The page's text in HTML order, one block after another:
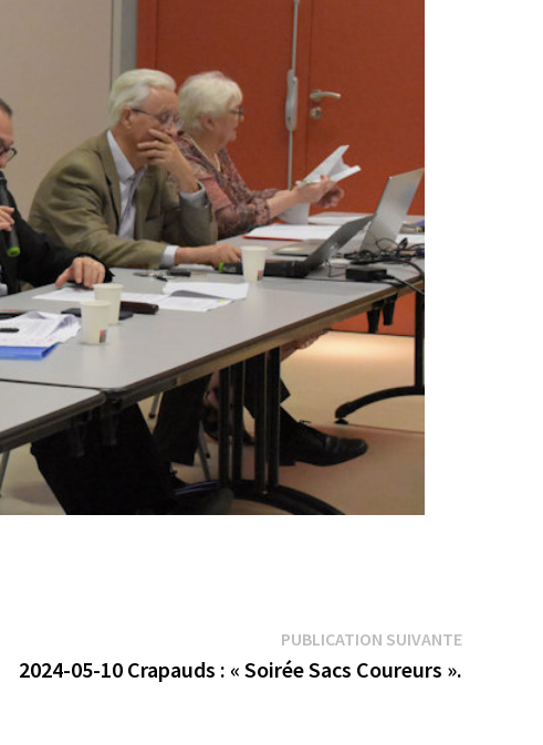
PUBLICATION SUIVANTEPublication
2024-05-10 Crapauds : « Soirée Sacs Coureurs ».